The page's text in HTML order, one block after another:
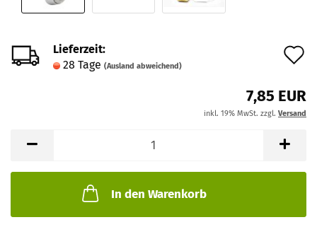
Lieferzeit:
28 Tage (Ausland abweichend)
7,85 EUR
inkl. 19% MwSt. zzgl. Versand
In den Warenkorb